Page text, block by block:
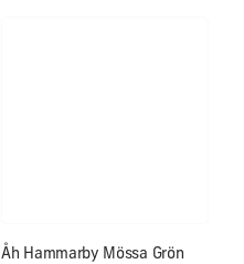
Åh Hammarby Mössa Grön